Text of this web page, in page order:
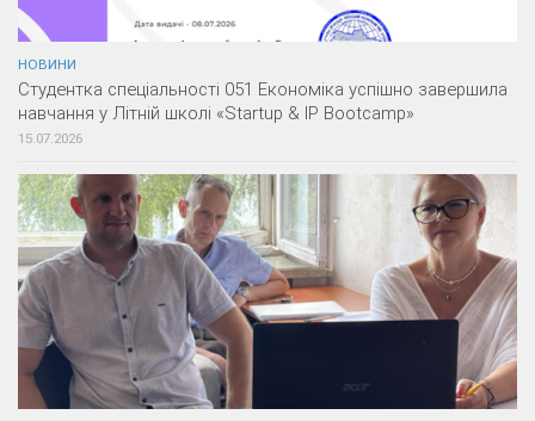
НОВИНИ
Студентка спеціальності 051 Економіка успішно завершила
навчання у Літній школі «Startup & IP Bootcamp»
15.07.2026